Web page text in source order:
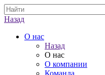
Назад
О нас
Назад
О нас
О компании
Команда